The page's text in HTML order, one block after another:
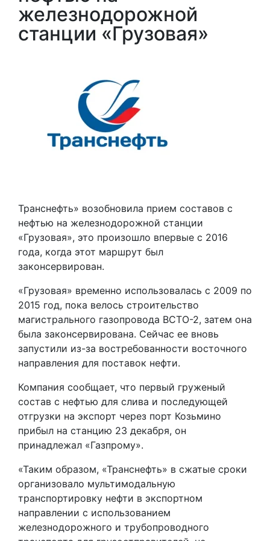
железнодорожной
станции «Грузовая»
Транснефть» возобновила прием составов с
нефтью на железнодорожной станции
«Грузовая», это произошло впервые с 2016
года, когда этот маршрут был
законсервирован.
«Грузовая» временно использовалась с 2009 по
2015 год, пока велось строительство
магистрального газопровода ВСТО-2, затем она
была законсервирована. Сейчас ее вновь
запустили из-за востребованности восточного
направления для поставок нефти.
Компания сообщает, что первый груженый
состав с нефтью для слива и последующей
отгрузки на экспорт через порт Козьмино
прибыл на станцию 23 декабря, он
принадлежал «Газпрому».
«Таким образом, «Транснефть» в сжатые сроки
организовало мультимодальную
транспортировку нефти в экспортном
направлении с использованием
железнодорожного и трубопроводного